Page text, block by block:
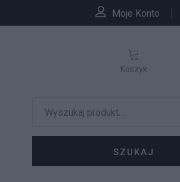
Moje Konto
SZUKAJ
Koszyk